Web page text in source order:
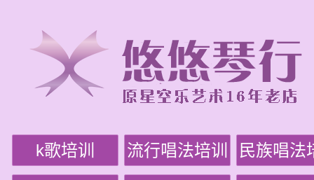
k歌培训 流行唱法培训 民族唱法